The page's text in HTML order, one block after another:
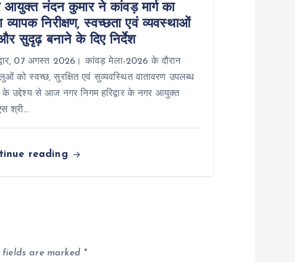
आयुक्त नंदन कुमार ने कांवड़ मार्ग का
व्यापक निरीक्षण, स्वच्छता एवं व्यवस्थाओं
सुदृढ़ बनाने के दिए निर्देश
07 अगस्त 2026। कांवड़ मेला-2026 के दौरान
को स्वच्छ, सुरक्षित एवं सुव्यवस्थित वातावरण उपलब्ध
के उद्देश्य से आज नगर निगम हरिद्वार के नगर आयुक्त
श्री…
reading
fields are marked *